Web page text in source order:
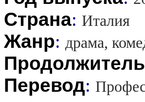
Страна: Италия
Жанр: драма,
Перевод: